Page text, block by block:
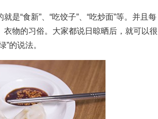
“食新”、“吃饺子”、“吃炒面”等。并且每
物的习俗。大家都说日晾晒后，就可以很
的说法。